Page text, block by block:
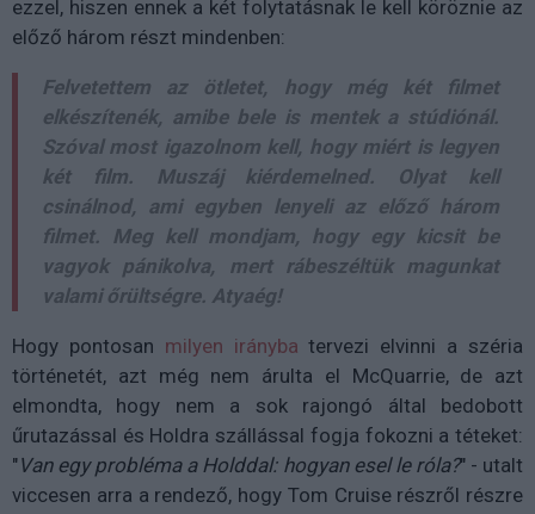
ezzel, hiszen ennek a két folytatásnak le kell köröznie az
előző három részt mindenben:
Felvetettem az ötletet, hogy még két filmet
elkészítenék, amibe bele is mentek a stúdiónál.
Szóval most igazolnom kell, hogy miért is legyen
két film. Muszáj kiérdemelned. Olyat kell
csinálnod, ami egyben lenyeli az előző három
filmet. Meg kell mondjam, hogy egy kicsit be
vagyok pánikolva, mert rábeszéltük magunkat
valami őrültségre. Atyaég!
Hogy pontosan milyen irányba tervezi elvinni a széria
történetét, azt még nem árulta el McQuarrie, de azt
elmondta, hogy nem a sok rajongó által bedobott
űrutazással és Holdra szállással fogja fokozni a téteket:
"Van egy probléma a Holddal: hogyan esel le róla?" - utalt
viccesen arra a rendező, hogy Tom Cruise részről részre